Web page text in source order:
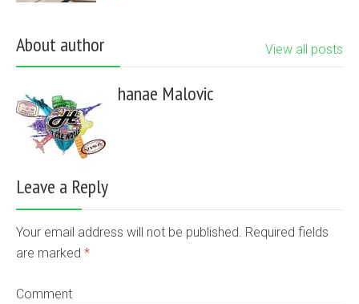
About author View all posts
hanae Malovic
Leave a Reply
Your email address will not be published. Required fields
are marked *
Comment